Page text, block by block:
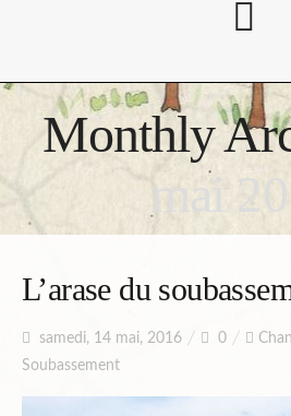
Accueil
Le Blog
Chantiers en
Monthly
mai
L’arase du
samedi, 14 mai, 2016 0
Soubassement